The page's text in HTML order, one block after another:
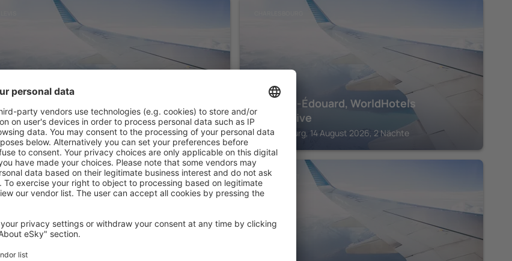
Quebec City Marriott Downtown
Levis, 14 August 2026, 2 Nächte
Le Saint-Édouard, WorldHotels
Distinctive
Charlesbourg, 14 August 2026, 2 Nächte
LEVIS LAC-BEAUPORT